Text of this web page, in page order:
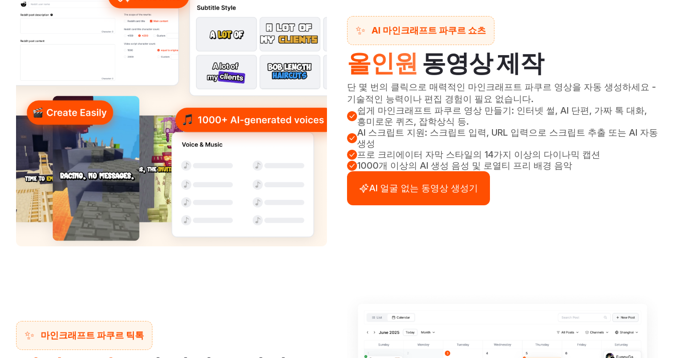
✨ AI 마인크래프트 파쿠르 쇼츠
올인원 동영상 제작
단 몇 번의 클릭으로 매력적인 마인크래프트 파쿠르 영상을 자동 생성하세요 -
기술적인 능력이나 편집 경험이 필요 없습니다.
쉽게 마인크래프트 파쿠르 영상 만들기: 인터넷 썰, AI 단편, 가짜 톡 대화,
흥미로운 퀴즈, 잡학상식 등.
AI 스크립트 지원: 스크립트 입력, URL 입력으로 스크립트 추출 또는 AI 자동
생성
프로 크리에이터 자막 스타일의 14가지 이상의 다이나믹 캡션
1000개 이상의 AI 생성 음성 및 로열티 프리 배경 음악
AI 얼굴 없는 동영상 생성기
✨ 마인크래프트 파쿠르 틱톡